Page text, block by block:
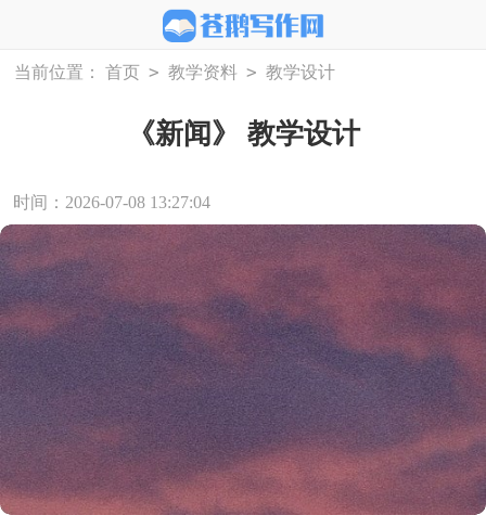
当前位置： 首页 > 教学资料 > 教学设计
《新闻》 教学设计
时间：2026-07-08 13:27:04